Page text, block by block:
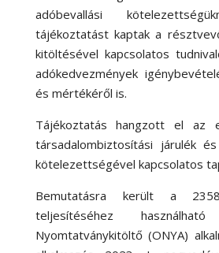
adóbevallási
tájékoztatást kaptak a
kitöltésével kapcsolatos
adókedvezmények
és mértékéről is.
Tájékoztatás hangzott el az
társadalombiztosítási járulék
kötelezettségével kapcsolatos
Bemutatásra került a
teljesítéséhez
Nyomtatványkitöltő (ONYA)